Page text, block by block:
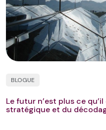
BLOGUE
Le futur n’est plus ce
stratégique et du